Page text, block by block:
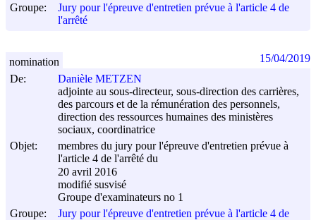
Groupe:
Jury pour l'épreuve d'entretien prévue à l'article 4 de
l'arrêté
De:
Danièle METZEN
adjointe au sous-directeur, sous-direction des carrières,
des parcours et de la rémunération des personnels,
direction des ressources humaines des ministères
sociaux, coordinatrice
Objet:
membres du jury pour l'épreuve d'entretien prévue à
l'article 4 de l'arrêté du
20 avril 2016
modifié susvisé
Groupe d'examinateurs no 1
Groupe:
Jury pour l'épreuve d'entretien prévue à l'article 4 de
nomination 15/04/2019